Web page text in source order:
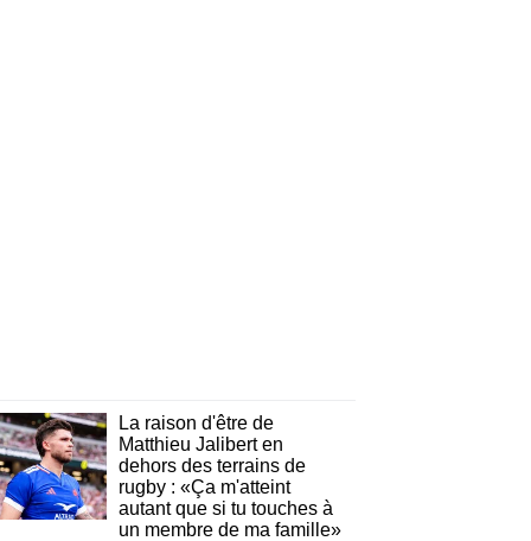
La raison d'être de
Matthieu Jalibert en
dehors des terrains de
rugby : «Ça m'atteint
autant que si tu touches à
un membre de ma famille»